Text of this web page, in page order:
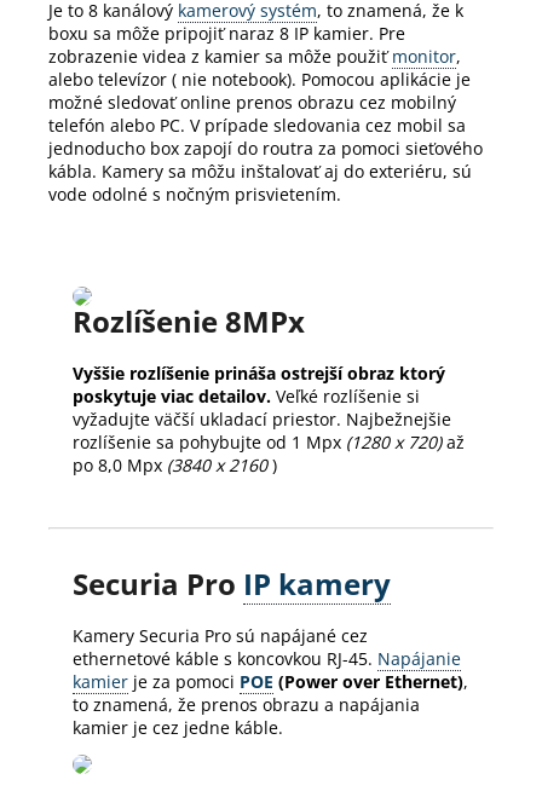
Je to 8 kanálový kamerový systém, to znamená, že k
boxu sa môže pripojiť naraz 8 IP kamier. Pre
zobrazenie videa z kamier sa môže použiťmonitor,
alebo televízor ( nie notebook). Pomocou aplikácie je
možné sledovať online prenos obrazu cez mobilný
telefón alebo PC. V prípade sledovania cez mobil sa
jednoducho box zapojí do routra za pomoci sieťového
kábla. Kamery sa môžu inštalovať aj do exteriéru, sú
vode odolné s nočným prisvietením.
Rozlíšenie 8MPx
Vyššie rozlíšenie prináša ostrejší obraz ktorý
poskytuje viac detailov. Veľké rozlíšenie si
vyžadujte väčší ukladací priestor. Najbežnejšie
rozlíšenie sa pohybujte od 1 Mpx (1280 x 720)až
po 8,0 Mpx (3840 x 2160)
Securia Pro IP kamery
Kamery Securia Pro sú napájané cez
ethernetové káble s koncovkou RJ-45. Napájanie
kamier je za pomoci POE (Power over Ethernet),
to znamená, že prenos obrazu a napájania
kamier je cez jedne káble.